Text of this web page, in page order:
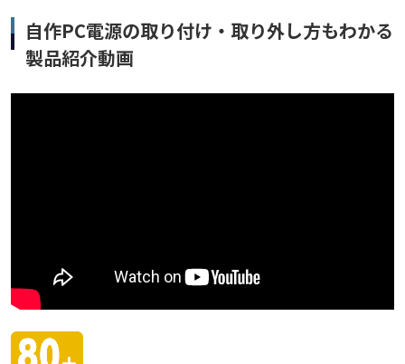
自作PC電源の取り付け・取り外し方もわかる
製品紹介動画